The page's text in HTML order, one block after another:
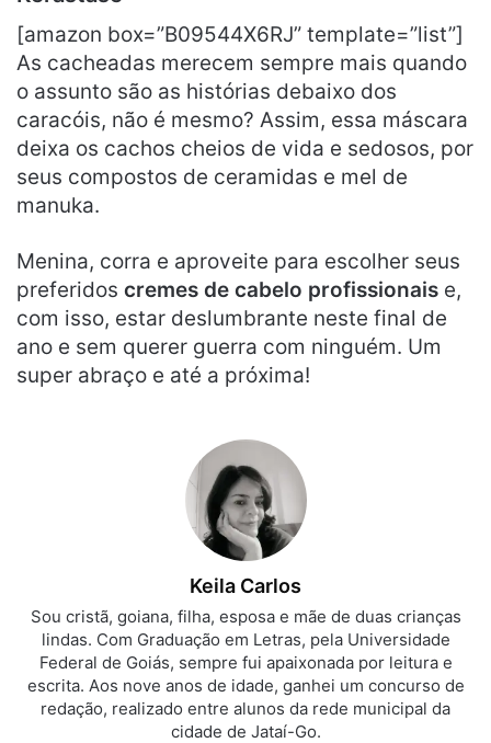
[amazon box=”B09544X6RJ” template=”list”]
As cacheadas merecem sempre mais quando
o assunto são as histórias debaixo dos
caracóis, não é mesmo? Assim, essa máscara
deixa os cachos cheios de vida e sedosos, por
seus compostos de ceramidas e mel de
manuka.
Menina, corra e aproveite para escolher seus
preferidos cremes de cabelo profissionais e,
com isso, estar deslumbrante neste final de
ano e sem querer guerra com ninguém. Um
super abraço e até a próxima!
Keila Carlos
Sou cristã, goiana, filha, esposa e mãe de duas crianças
lindas. Com Graduação em Letras, pela Universidade
Federal de Goiás, sempre fui apaixonada por leitura e
escrita. Aos nove anos de idade, ganhei um concurso de
redação, realizado entre alunos da rede municipal da
cidade de Jataí-Go.